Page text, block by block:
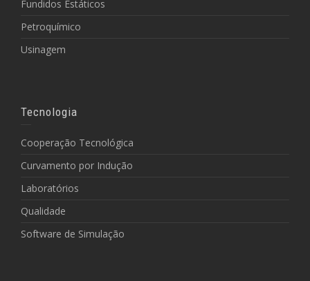
Fundidos Estáticos
Petroquímico
Usinagem
Tecnologia
Cooperação Tecnológica
Curvamento por Indução
Laboratórios
Qualidade
Software de Simulação